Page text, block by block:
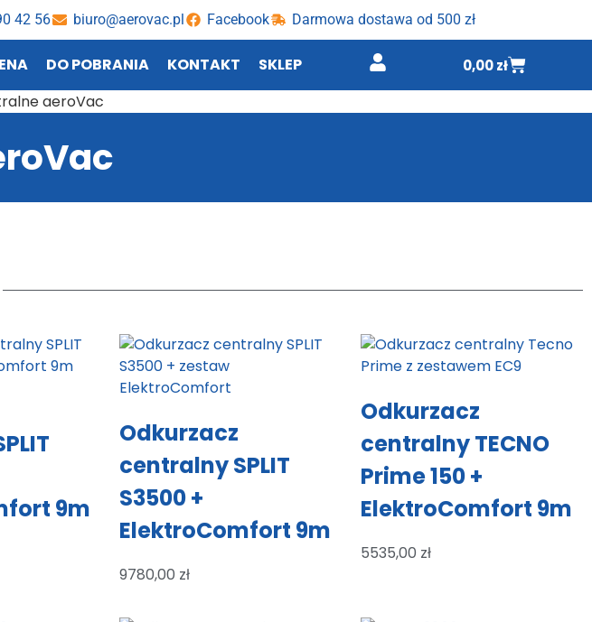
42 56 biuro@aerovac.pl Facebook Darmowa dostawa od 500 zł
DO POBRANIA KONTAKT SKLEP 0,00zł
9m
Odkurzacz
centralny SPLIT
S3500 +
ElektroComfort 9m
9780,00 zł
Odkurzacz
centralny TECNO
Prime 150 +
ElektroComfort 9m
5535,00 zł